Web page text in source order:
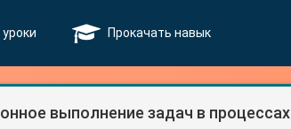
Прокачать навык
выполнение задач в процессах